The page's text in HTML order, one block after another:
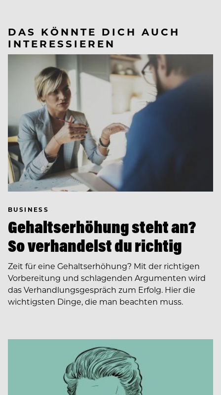
DAS KÖNNTE DICH AUCH
INTERESSIEREN
BUSINESS
Gehaltserhöhung steht an?
So verhandelst du richtig
Zeit für eine Gehaltserhöhung? Mit der richtigen
Vorbereitung und schlagenden Argumenten wird
das Verhandlungsgespräch zum Erfolg. Hier die
wichtigsten Dinge, die man beachten muss.